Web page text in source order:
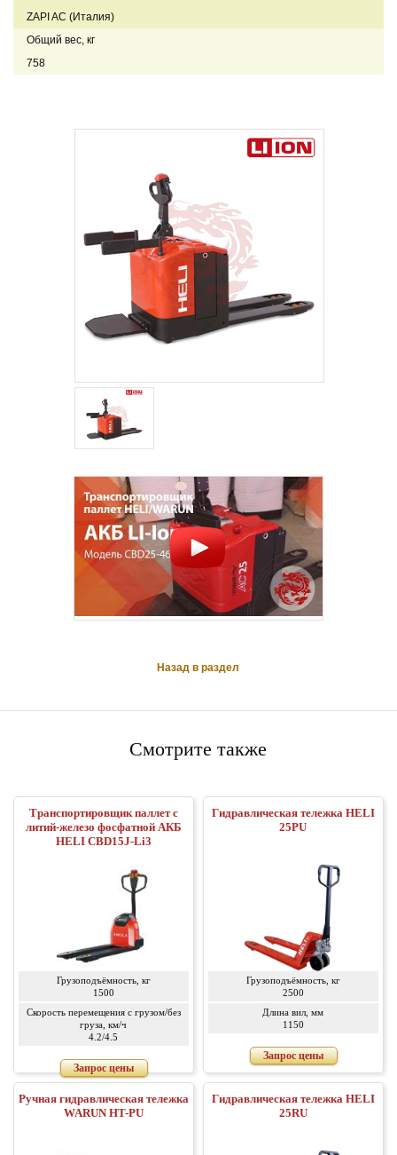
ZAPI AC (Италия)
Общий вес, кг
758
Назад в раздел
Смотрите также
Транспортировщик паллет с
литий-железо фосфатной АКБ
HELI CBD15J-Li3
Грузоподъёмность, кг
1500
Скорость перемещения с грузом/без
груза, км/ч
4.2/4.5
Запрос цены
Гидравлическая тележка HELI
25PU
Грузоподъёмность, кг
2500
Длина вил, мм
1150
Запрос цены
Ручная гидравлическая тележка
WARUN HT-PU
Гидравлическая тележка HELI
25RU